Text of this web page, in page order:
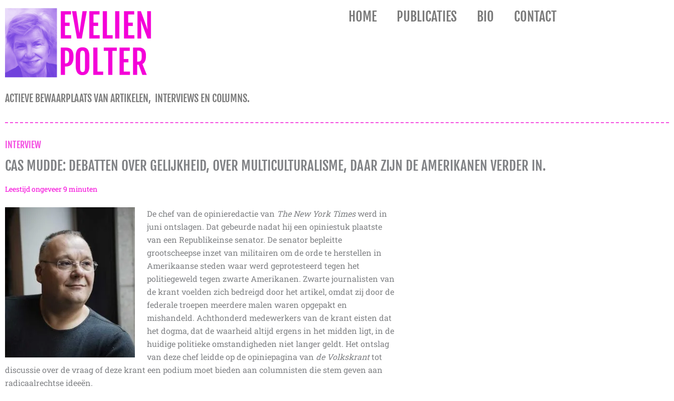
Ga
naar
de
inhoud
HOME PUBLICATIES BIO CONTACT
ACTIEVE BEWAARPLAATS VAN ARTIKELEN, INTERVIEWS EN COLUMNS.
INTERVIEW
CAS MUDDE: DEBATTEN OVER GELIJKHEID, OVER MULTICULTURALISME, DAAR ZIJN DE AMERIKANEN VERDER IN.
Leestijd ongeveer9 minuten
De chef van de opinieredactie van The New York Timeswerd in
juni ontslagen. Dat gebeurde nadat hij een opiniestuk plaatste
van een Republikeinse senator. De senator bepleitte
grootscheepse inzet van militairen om de orde te herstellen in
Amerikaanse steden waar werd geprotesteerd tegen het
politiegeweld tegen zwarte Amerikanen. Zwarte journalisten van
de krant voelden zich bedreigd door het artikel, omdat zij door de
federale troepen meerdere malen waren opgepakt en
mishandeld. Achthonderd medewerkers van de krant eisten dat
het dogma, dat de waarheid altijd ergens in het midden ligt, in de
huidige politieke omstandigheden niet langer geldt. Het ontslag
van deze chef leidde op de opiniepagina van de Volkskranttot
discussie over de vraag of deze krant een podium moet bieden aan columnisten die stem geven aan
radicaalrechtse ideeën.